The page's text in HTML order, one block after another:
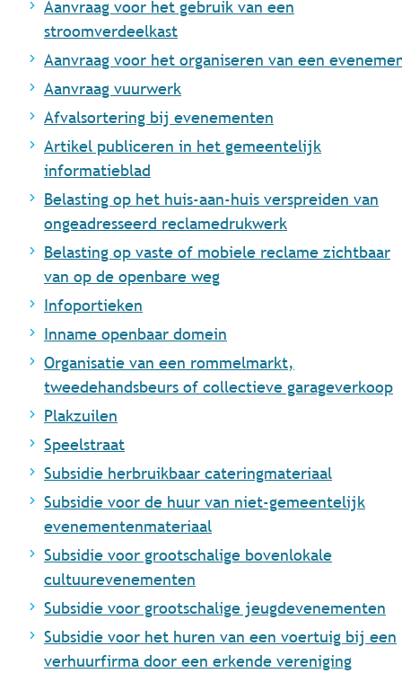
Aanvraag voor het gebruik van een
stroomverdeelkast
Aanvraag voor het organiseren van een
Aanvraag vuurwerk
Afvalsortering bij evenementen
Artikel publiceren in het gemeentelijk
informatieblad
Belasting op het huis-aan-huis verspreiden van
ongeadresseerd reclamedrukwerk
Belasting op vaste of mobiele reclame zichtbaar
van op de openbare weg
Infoportieken
Inname openbaar domein
Organisatie van een rommelmarkt,
tweedehandsbeurs of collectieve garageverkoop
Plakzuilen
Speelstraat
Subsidie herbruikbaar cateringmateriaal
Subsidie voor de huur van niet-gemeentelijk
evenementenmateriaal
Subsidie voor grootschalige bovenlokale
cultuurevenementen
Subsidie voor grootschalige jeugdevenementen
Subsidie voor het huren van een voertuig bij een
verhuurfirma door een erkende vereniging